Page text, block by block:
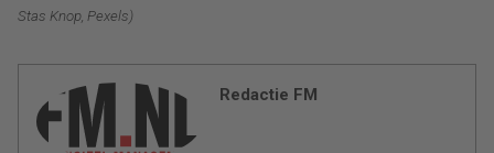
Stas Knop, Pexels)
Redactie FM